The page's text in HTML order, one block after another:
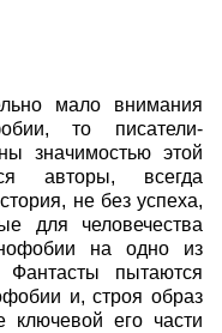
мало внимания
то писатели-
значимостью этой
авторы, всегда
не без успеха,
для человечества
на одно из
Фантасты пытаются
и, строя образ
ключевой его части